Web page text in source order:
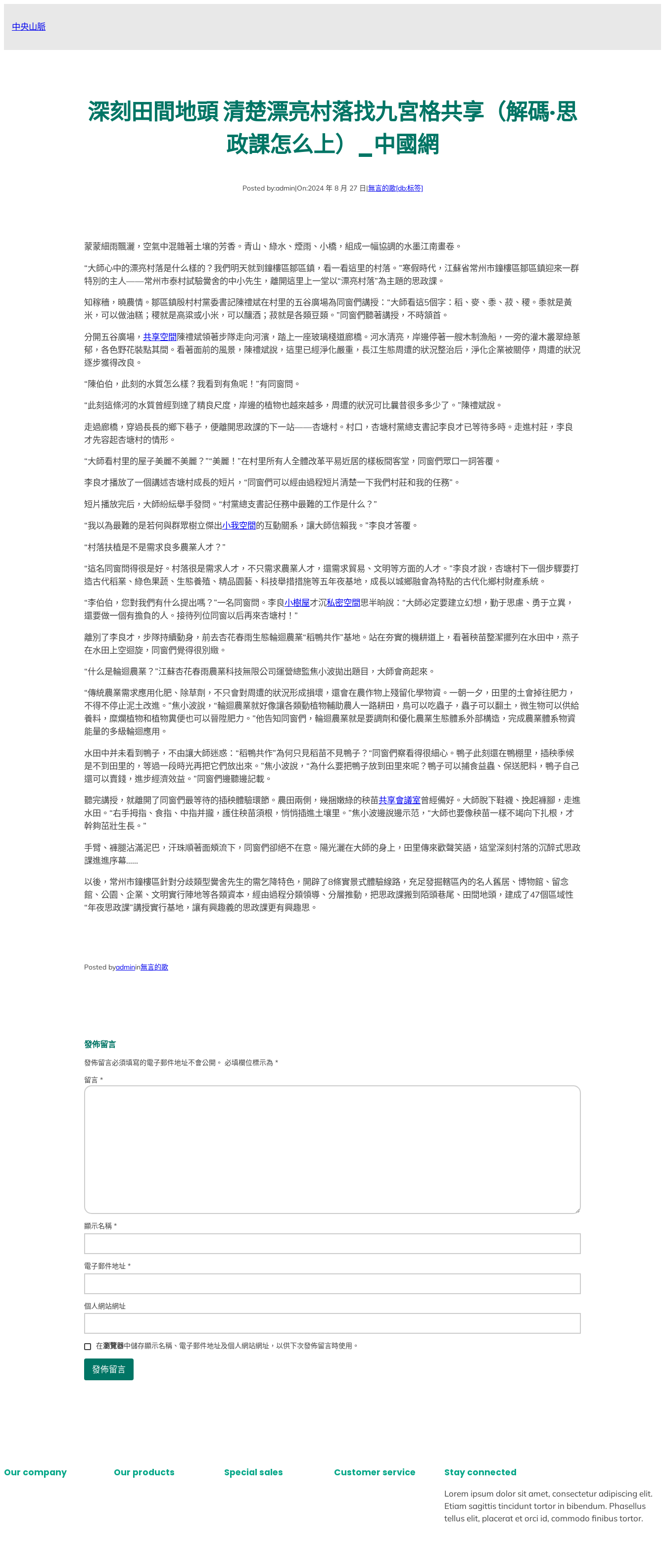
中央山脈
深刻田間地頭 清楚漂亮村落找九宮格共享（解碼·思
政課怎么上）_中國網
Posted by:admin|On:2024 年 8 月 27 日|無言的歌[db:标签]
蒙蒙細雨飄灑，空氣中混雜著土壤的芳香。青山、綠水、煙雨、小橋，組成一幅協調的水墨江南畫卷。
“大師心中的漂亮村落是什么樣的？我們明天就到鐘樓區鄒區鎮，看一看這里的村落。”寒假時代，江蘇省常州市鐘樓區鄒區鎮迎來一群
特別的主人——常州市泰村試驗黌舍的中小先生，離開這里上一堂以“漂亮村落”為主題的思政課。
知稼穡，曉農情。鄒區鎮殷村村黨委書記陳禮斌在村里的五谷廣場為同窗們講授：“大師看這5個字：稻、麥、黍、菽、稷。黍就是黃
米，可以做油糕；稷就是高粱或小米，可以釀酒；菽就是各類豆類。”同窗們聽著講授，不時頷首。
分開五谷廣場， 共享空間陳禮斌領著步隊走向河濱，踏上一座玻璃棧道廊橋。河水清亮，岸邊停著一艘木制漁船，一旁的灌木叢翠綠蔥
郁，各色野花裝點其間。看著面前的風景，陳禮斌說，這里已經淨化嚴重，長江生態周遭的狀況整治后，淨化企業被關停，周遭的狀況
逐步獲得改良。
“陳伯伯，此刻的水質怎么樣？我看到有魚呢！”有同窗問。
“此刻這條河的水質曾經到達了精良尺度，岸邊的植物也越來越多，周遭的狀況可比曩昔很多多少了。”陳禮斌說。
走過廊橋，穿過長長的鄉下巷子，便離開思政課的下一站——杏塘村。村口，杏塘村黨總支書記李良才已等待多時。走進村莊，李良
才先容起杏塘村的情形。
“大師看村里的屋子美麗不美麗？”“美麗！”在村里所有人全體改革平易近居的樣板間客堂，同窗們眾口一詞答覆。
李良才播放了一個講述杏塘村成長的短片，“同窗們可以經由過程短片清楚一下我們村莊和我的任務”。
短片播放完后，大師紛紜舉手發問。“村黨總支書記任務中最難的工作是什么？”
“我以為最難的是若何與群眾樹立傑出小我空間的互動關系，讓大師信賴我。”李良才答覆。
“村落扶植是不是需求良多農業人才？”
“這名同窗問得很是好。村落很是需求人才，不只需求農業人才，還需求貿易、文明等方面的人才。”李良才說，杏塘村下一個步驟要打
造古代稻業、綠色果蔬、生態養殖、精品園藝、科技舉措措施等五年夜基地，成長以城鄉融會為特點的古代化鄉村財產系統。
“李伯伯，您對我們有什么提出嗎？”一名同窗問。李良小樹屋才沉私密空間思半晌說：“大師必定要建立幻想，勤于思慮、勇于立異，
還要做一個有擔負的人。接待列位同窗以后再來杏塘村！”
離別了李良才，步隊持續動身，前去杏花春雨生態輪迴農業“稻鴨共作”基地。站在夯實的機耕道上，看著秧苗整潔擺列在水田中，燕子
在水田上空迴旋，同窗們覺得很別緻。
“什么是輪迴農業？”江蘇杏花春雨農業科技無限公司運營總監焦小波拋出題目，大師會商起來。
“傳統農業需求應用化肥、除草劑，不只會對周遭的狀況形成損壞，還會在農作物上殘留化學物資。一朝一夕，田里的土會掉往肥力，
不得不停止泥土改進。”焦小波說，“輪迴農業就好像讓各類動植物輔助農人一路耕田，鳥可以吃蟲子，蟲子可以翻土，微生物可以供給
養料，糜爛植物和植物糞便也可以晉陞肥力。”他告知同窗們，輪迴農業就是要調劑和優化農業生態體系外部構造，完成農業體系物資
能量的多級輪迴應用。
水田中并未看到鴨子，不由讓大師迷惑：“稻鴨共作”為何只見稻苗不見鴨子？“同窗們察看得很細心。鴨子此刻還在鴨棚里，插秧季候
是不到田里的，等過一段時光再把它們放出來。”焦小波說，“為什么要把鴨子放到田里來呢？鴨子可以捕食益蟲、保送肥料，鴨子自己
還可以賣錢，進步經濟效益。”同窗們邊聽邊記載。
聽完講授，就離開了同窗們最等待的插秧體驗環節。農田兩側，幾捆嫩綠的秧苗共享會議室曾經備好。大師脫下鞋襪、挽起褲腳，走進
水田。“右手拇指、食指、中指并攏，護住秧苗須根，悄悄插進土壤里。”焦小波邊說邊示范，“大師也要像秧苗一樣不竭向下扎根，才
幹夠茁壯生長。”
手臂、褲腿沾滿泥巴，汗珠順著面頰流下，同窗們卻絕不在意。陽光灑在大師的身上，田里傳來歡聲笑語，這堂深刻村落的沉醉式思政
課進進序幕……
以後，常州市鐘樓區針對分歧類型黌舍先生的需乞降特色，開辟了8條實景式體驗線路，充足發掘轄區內的名人舊居、博物館、留念
館、公園、企業、文明實行陣地等各類資本，經由過程分類領導、分層推動，把思政課搬到陌頭巷尾、田間地頭，建成了47個區域性
“年夜思政課”講授實行基地，讓有興趣義的思政課更有興趣思。
Posted byadminin無言的歌
發佈留言
發佈留言必須填寫的電子郵件地址不會公開。 必填欄位標示為 *
留言 *
顯示名稱 *
電子郵件地址 *
個人網站網址
在瀏覽器中儲存顯示名稱、電子郵件地址及個人網站網址，以供下次發佈留言時使用。
Our company Our products Special sales Customer service Stay connected
Lorem ipsum dolor sit amet, consectetur adipiscing elit.
Etiam sagittis tincidunt tortor in bibendum. Phasellus
tellus elit, placerat et orci id, commodo finibus tortor.